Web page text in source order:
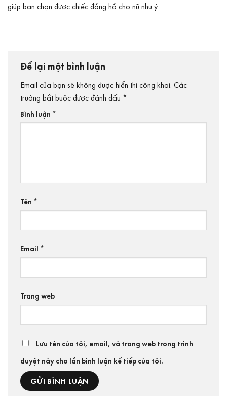
giúp bạn chọn được chiếc đồng hồ cho nữ như ý.
Để lại một bình luận
Email của bạn sẽ không được hiển thị công khai. Các
trường bắt buộc được đánh dấu *
Bình luận *
Tên *
Email *
Trang web
Lưu tên của tôi, email, và trang web trong trình
duyệt này cho lần bình luận kế tiếp của tôi.